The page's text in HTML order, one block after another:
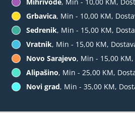
Grbavica, Min - 10,00 KM,
Sedrenik, Min - 15,00 KM,
Vratnik, Min - 15,00 KM,
Novo Sarajevo, Min - 15,00
Alipašino, Min - 25,00 KM,
Novi grad, Min - 35,00 KM,